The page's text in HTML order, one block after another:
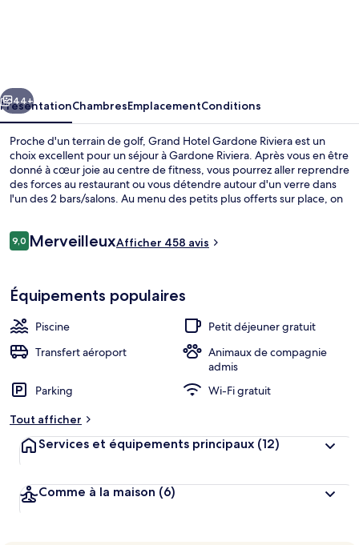
Suivant
44+
PrésentationChambresEmplacementConditions
Proche d'un terrain de golf, Grand Hotel Gardone Riviera est un
choix excellent pour un séjour à Gardone Riviera. Après vous en être
donné à cœur joie au centre de fitness, vous pourrez aller reprendre
des forces au restaurant ou vous détendre autour d'un verre dans
l'un des 2 bars/salons. Au menu des petits plus offerts sur place, on
personnel attentionné.
Avis
voyageurs
9,09,0 sur 10
MerveilleuxAfficher 458 avis
Équipements populaires
Piscine
Petit déjeuner gratuit
Transfert aéroport
Animaux de compagnie
admis
Parking
Wi-Fi gratuit
Tout afficher
Services et équipements principaux (12)
Comme à la maison (6)